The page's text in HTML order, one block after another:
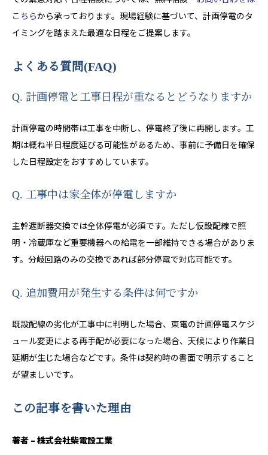
こちらから承っております。現場経験に基づいて、計画停電のタ
イミングを踏まえた最適な日程をご提案します。
よくある質問(FAQ)
Q. 計画停電と工事日程が重なるとどうなりますか
計画停電の時間帯は工事を中断し、停電終了後に再開します。工
期は概ね半日程度延びる可能性があるため、事前に予備日を確保
した日程設定をおすすめしています。
Q. 工事中は家全体が停電しますか
主幹遮断器交換では全体停電が必須です。ただし仮設配線で照
明・冷蔵庫など重要機器への給電を一部維持できる場合がありま
す。分岐回路のみの交換であれば部分停電で対応可能です。
Q. 追加費用が発生する条件は何ですか
既設配線の劣化が工事中に判明した場合、東電の計画停電スケジ
ュール変更による再手配が必要になった場合、天候により作業日
延期が生じた場合などです。条件は契約時の書面で明示すること
が望ましいです。
この記事を書いた理由
著者 – 株式会社柴電設工業